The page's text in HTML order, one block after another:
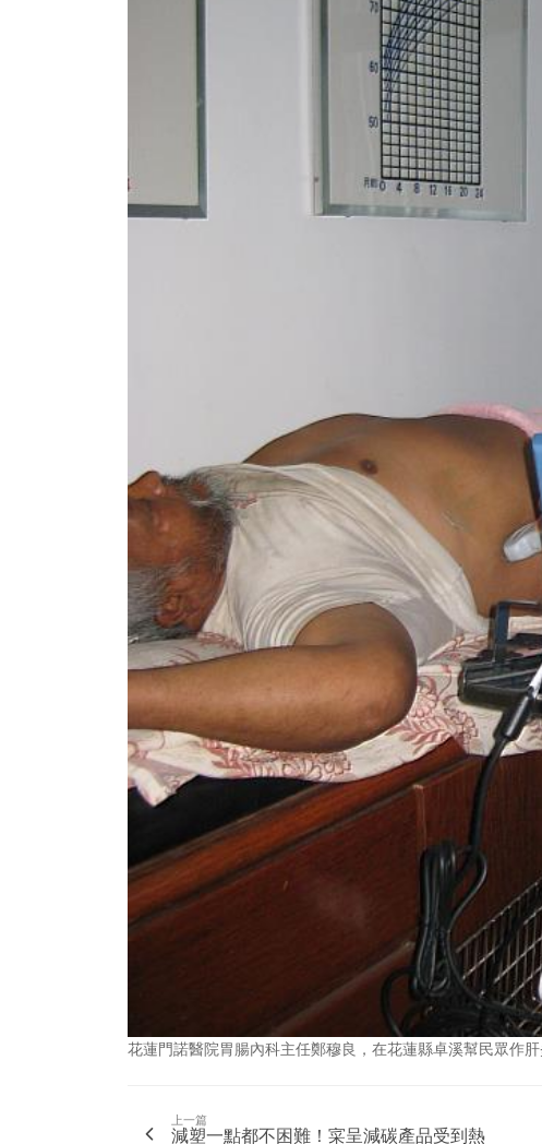
花蓮門諾醫院胃腸內科主任鄭穆良，在花蓮縣卓溪幫民眾作肝
上一篇
減塑一點都不困難！寀呈減碳產品受到熱